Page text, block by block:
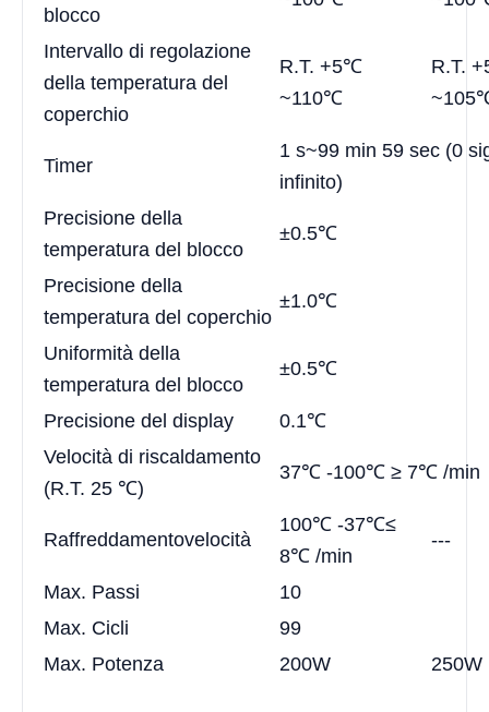
blocco
Intervallo di regolazione
della temperatura del
coperchio
R.T. +5℃
~110℃
R.T.
Timer
1 s~99 min 59 sec (0
infinito)
Precisione della
temperatura del blocco
±0.5℃
Precisione della
temperatura del coperchio
±1.0℃
Uniformità della
temperatura del blocco
±0.5℃
Precisione del display
0.1℃
Velocità di riscaldamento
(R.T. 25 ℃)
37℃ -100℃ ≥ 7℃ /min
Raffreddamentovelocità
100℃ -37℃≤
8℃ /min
---
Max. Passi
10
Max. Cicli
99
Max. Potenza
200W 250W